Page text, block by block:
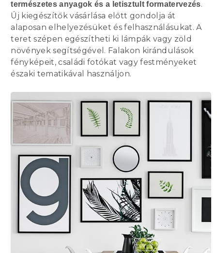
természetes anyagok és a letisztult formatervezés.
Új kiegészítők vásárlása előtt gondolja át
alaposan elhelyezésüket és felhasználásukat. A
teret szépen egészítheti ki lámpák vagy zöld
növények segítségével. Falakon kirándulások
fényképeit, családi fotókat vagy festményeket
északi tematikával használjon.